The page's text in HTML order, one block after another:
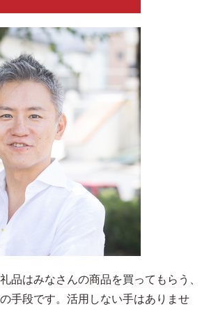
品はみなさんの商品を買ってもらう、
手段です。活用しない手はありませ